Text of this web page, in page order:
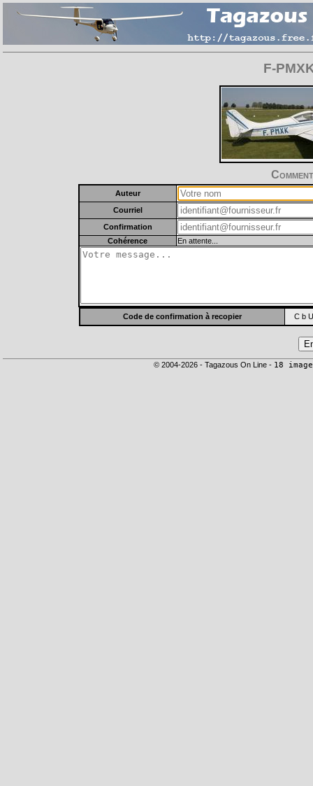
F-
Auteur
Courriel
Confirmation
Cohérence
En attente...
Code de confirmation à recopier C b
© 2004-2026 - Tagazous On Line - 18